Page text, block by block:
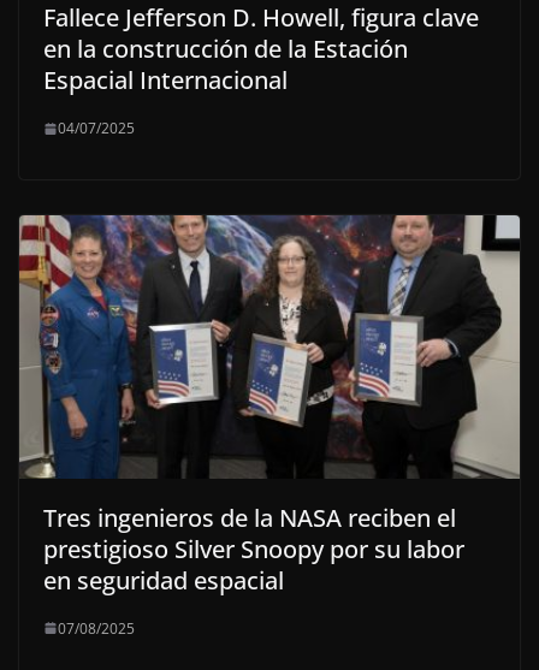
Fallece Jefferson D. Howell, figura clave
en la construcción de la Estación
Espacial Internacional
04/07/2025
Tres ingenieros de la NASA reciben el
prestigioso Silver Snoopy por su labor
en seguridad espacial
07/08/2025